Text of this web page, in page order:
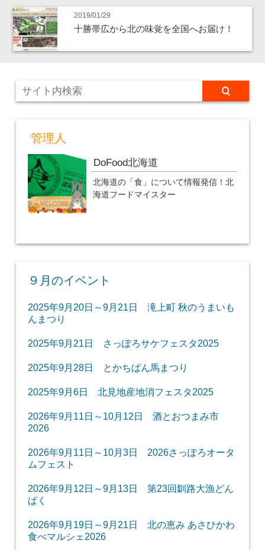
2019/01/29
十勝帯広から北の味覚を全国へお届け！
管理人
DoFood北海道
北海道の「食」について情報発信！北
海道フードマイスター
９月のイベント
2025年9月20日～9月21日 滝上町 秋のうまいも
んまつり
2025年9月21日 さっぽろサケフェスタ2025
2025年9月28日 とかちばん馬まつり
2025年9月6日 北見地産地消フェスタ2025
2026年9月11日～10月12日 酒とおつまみ市
2026
2026年9月11日～10月3日 2026さっぽろオータ
ムフェスト
2026年9月12日～9月13日 第23回釧路大漁どん
ぱく
2026年9月19日～9月21日 北の恵み あさひかわ
食べマルシェ2026